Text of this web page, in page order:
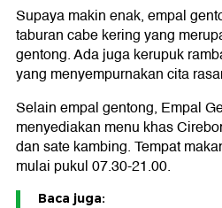
Supaya makin enak, empal
taburan cabe kering yang
gentong. Ada juga kerupuk
yang menyempurnakan cita
Selain empal gentong, Empal
menyediakan menu khas
dan sate kambing. Tempat
mulai pukul 07.30-21.00.
Baca juga: